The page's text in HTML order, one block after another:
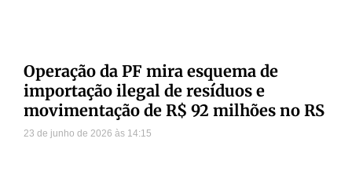
Operação da PF mira esquema de
importação ilegal de resíduos e
movimentação de R$ 92 milhões no RS
23 de junho de 2026 14:15